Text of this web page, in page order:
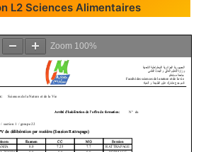
L2 Sciences Alimentaires
Zoom 100%